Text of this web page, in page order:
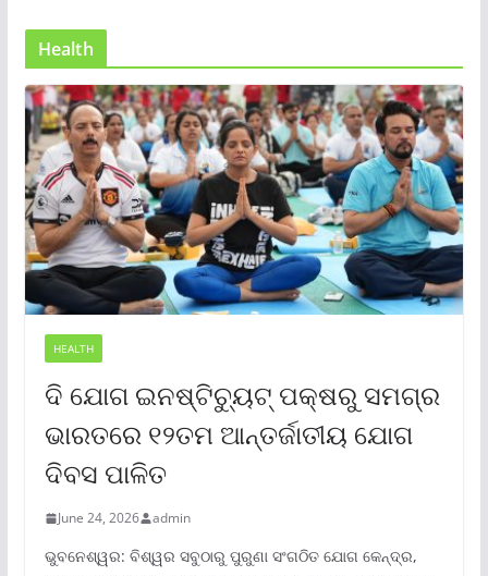
Health
HEALTH
ଦି ଯୋଗ ଇନଷ୍ଟିଚ୍ୟୁଟ୍ ପକ୍ଷରୁ ସମଗ୍ର
ଭାରତରେ ୧୨ତମ ଆନ୍ତର୍ଜାତୀୟ ଯୋଗ
ଦିବସ ପାଳିତ
June 24, 2026 admin
ଭୁବନେଶ୍ୱର: ବିଶ୍ୱର ସବୁଠାରୁ ପୁରୁଣା ସଂଗଠିତ ଯୋଗ କେନ୍ଦ୍ର,